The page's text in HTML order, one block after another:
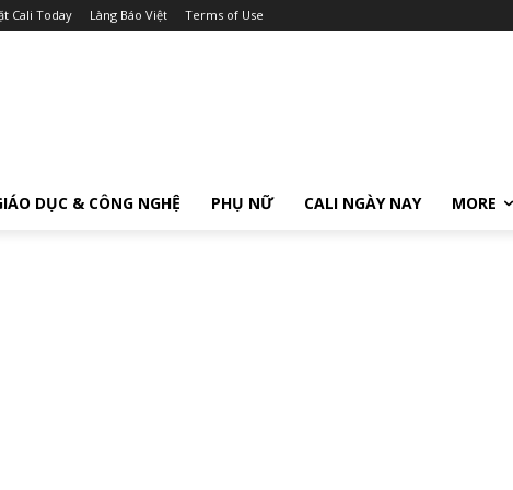
Cali Today Làng Báo Việt Terms of Use
DỤC & CÔNG NGHỆ PHỤ NỮ CALI NGÀY NAY MORE